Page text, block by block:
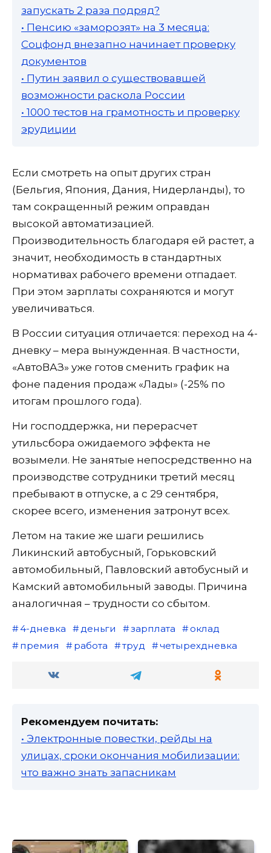
запускать 2 раза подряд?
• Пенсию «заморозят» на 3 месяца:
Соцфонд внезапно начинает проверку
документов
• Путин заявил о существовавшей
возможности раскола России
• 1000 тестов на грамотность и проверку
эрудиции
Если смотреть на опыт других стран
(Бельгия, Япония, Дания, Нидерланды), то
там сокращенный режим оправдан
высокой автоматизацией.
Производительность благодаря ей растет, а
значит, необходимость в стандартных
нормативах рабочего времени отпадает.
При этом зарплаты сохраняются и могут
увеличиваться.
В России ситуация отличается: переход на 4-
дневку – мера вынужденная. В частности,
«АвтоВАЗ» уже готов сменить график на
фоне падения продаж «Лады» (-25% по
итогам прошлого года).
Ни господдержка, ни перерасчет
утильсбора ожидаемого эффекта не
возымели. Не занятые непосредственно на
производстве сотрудники третий месяц
пребывают в отпуске, а с 29 сентября,
скорее всего, изменения затронут всех.
Летом на такие же шаги решились
Ликинский автобусный, Горьковский
автомобильный, Павловский автобусный и
Камский автомобильный заводы. Причина
аналогичная – трудности со сбытом.
4-дневка деньги зарплата
оклад
премия
работа труд четырехдневка
Рекомендуем почитать:
• Электронные повестки, рейды на
улицах, сроки окончания мобилизации:
что важно знать запасникам